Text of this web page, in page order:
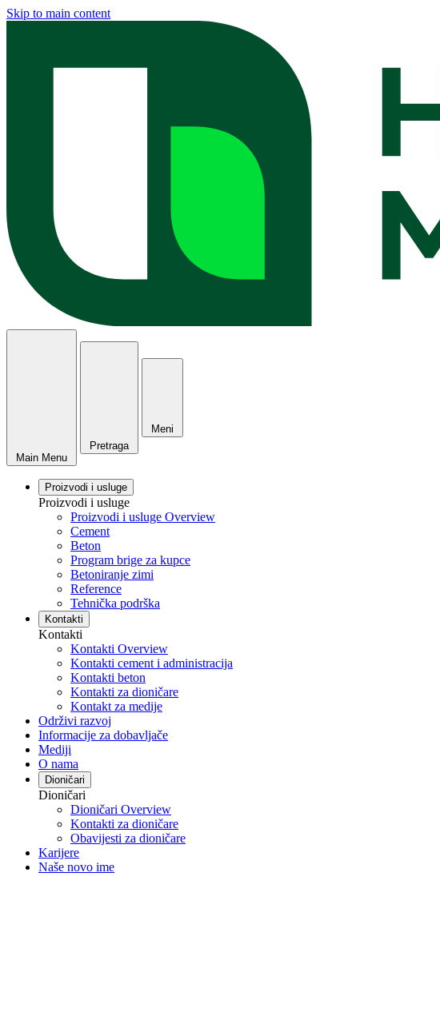
Skip to main content
Main Menu
Pretraga
Meni
Proizvodi i usluge
Proizvodi i usluge
Proizvodi i usluge Overview
Cement
Beton
Program brige za kupce
Betoniranje zimi
Reference
Tehnička podrška
Kontakti
Kontakti
Kontakti Overview
Kontakti cement i administracija
Kontakti beton
Kontakti za dioničare
Kontakt za medije
Održivi razvoj
Informacije za dobavljače
Mediji
O nama
Dioničari
Dioničari
Dioničari Overview
Kontakti za dioničare
Obavijesti za dioničare
Karijere
Naše novo ime